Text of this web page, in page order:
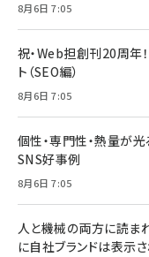
8月6日 7:05
祝・Web担創刊20周年
ト（SEO編）
8月6日 7:05
個性・専門性・熱量が
SNS好事例
8月6日 7:05
人と機械の両方に読ま
に自社ブランドは表示